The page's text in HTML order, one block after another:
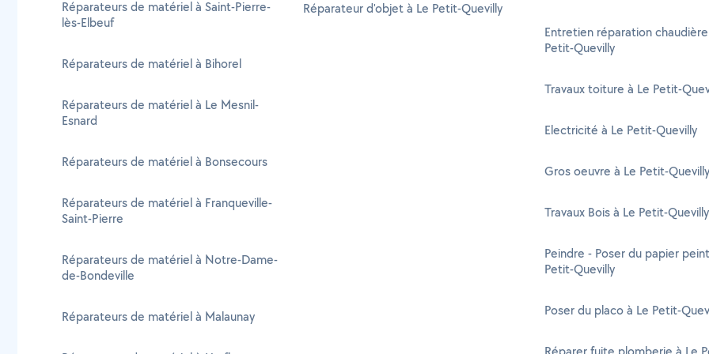
Réparateurs de matériel à Saint-Pierre-
lès-Elbeuf
Réparateurs de matériel à Bihorel
Réparateurs de matériel à Le Mesnil-
Esnard
Réparateurs de matériel à Bonsecours
Réparateurs de matériel à Franqueville-
Saint-Pierre
Réparateurs de matériel à Notre-Dame-
de-Bondeville
Réparateurs de matériel à Malaunay
Réparateur d'objet à Le Petit-Quevilly
Entretien réparation
Petit-Quevilly
Travaux toiture à Le Petit-
Electricité à Le Petit-Quevilly
Gros oeuvre à Le Petit-Quevilly
Travaux Bois à Le Petit-Quevilly
Peindre - Poser du papier
Petit-Quevilly
Poser du placo à Le Petit-